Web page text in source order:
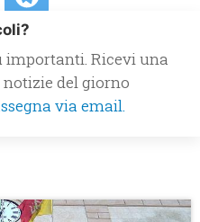
importanti. Ricevi una
notizie del giorno
via email.